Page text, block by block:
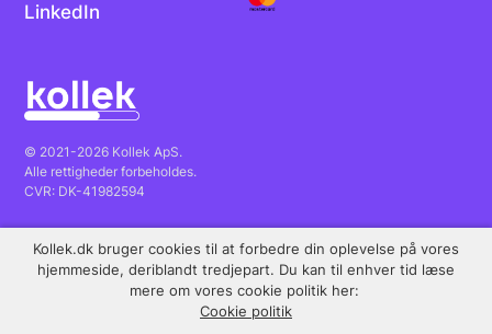
LinkedIn
© 2021-2026 Kollek ApS.
Alle rettigheder forbeholdes.
CVR: DK-41982594
Fremragende Trustpilot
Kollek.dk bruger cookies til at forbedre din oplevelse på vores
hjemmeside, deriblandt tredjepart. Du kan til enhver tid læse
mere om vores cookie politik her:
Cookie politik